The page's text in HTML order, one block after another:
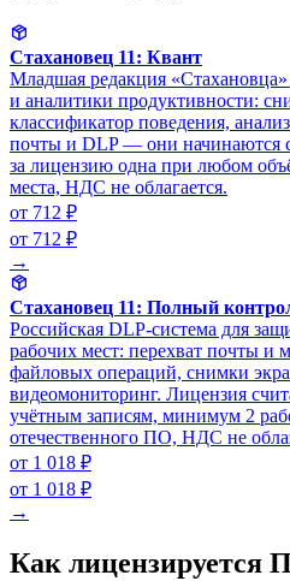
Стахановец 11: Квант
Младшая редакция «Стахановца»
и аналитики продуктивности:
классификатор поведения,
почты и DLP — они начинаются
за лицензию одна при любом
места, НДС не облагается.
от 712 ₽
от 712 ₽
→
Стахановец 11: Полный
Российская DLP-система для
рабочих мест: перехват почты и
файловых операций, снимки
видеомониторинг. Лицензия
учётным записям, минимум 2
отечественного ПО, НДС не
от 1 018 ₽
от 1 018 ₽
→
Как лицензируется